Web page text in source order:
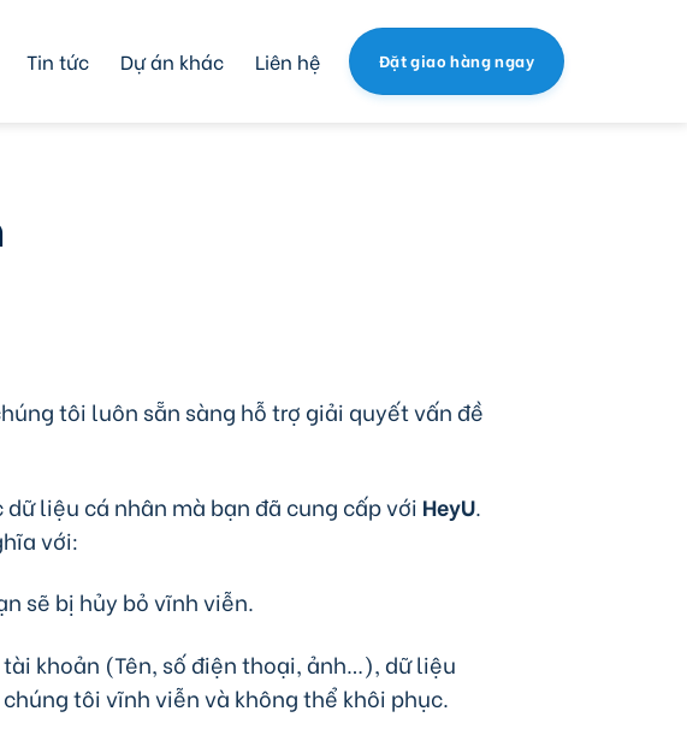
Tin tức Dự án khác Liên hệ Đặt giao hàng ngay
tôi luôn sẵn sàng hỗ trợ giải quyết vấn đề
liệu cá nhân mà bạn đã cung cấp với HeyU.
với:
sẽ bị hủy bỏ vĩnh viễn.
khoản (Tên, số điện thoại, ảnh…), dữ liệu
tôi vĩnh viễn và không thể khôi phục.